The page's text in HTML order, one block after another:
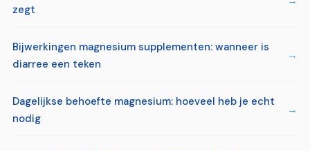
zegt
Bijwerkingen magnesium supplementen: wanneer is
diarree een teken
Dagelijkse behoefte magnesium: hoeveel heb je echt
nodig